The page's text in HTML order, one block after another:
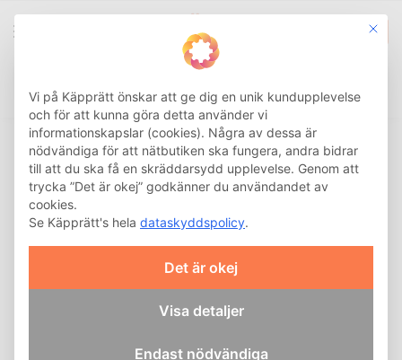
0
This
Vi på Käpprätt önskar att ge dig en unik kundupplevelse
och för att kunna göra detta använder vi
informationskapslar (cookies). Några av dessa är
nödvändiga för att nätbutiken ska fungera, andra bidrar
till att du ska få en skräddarsydd upplevelse. Genom att
trycka ”Det är okej” godkänner du användandet av
cookies.
Se Käpprätt's hela dataskyddspolicy.
Det är okej
Visa detaljer
Endast nödvändiga